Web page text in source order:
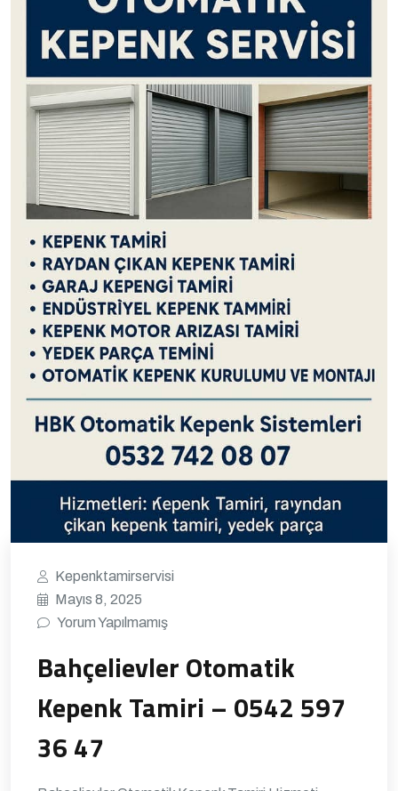
Kepenktamirservisi
Mayıs 8, 2025
Yorum Yapılmamış
Bahçelievler Otomatik
Kepenk Tamiri – 0542 597
36 47